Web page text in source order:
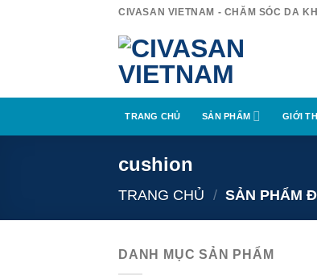
CIVASAN VIETNAM - CHĂM SÓC DA
TRANG CHỦ SẢN PHẨM GIỚI
cushion
TRANG CHỦ / SẢN PHẨM
DANH MỤC SẢN PHẨM